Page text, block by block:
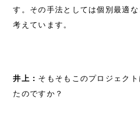
す。その手法としては個別最適
考えています。
井上： そもそもこのプロジェク
たのですか？